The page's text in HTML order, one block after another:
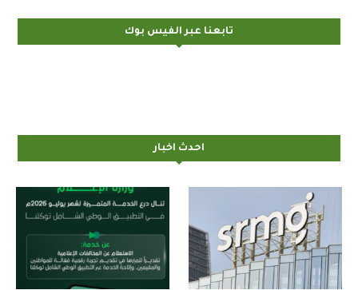
تابعنا عبر الفيس بوك
احدث اخبار